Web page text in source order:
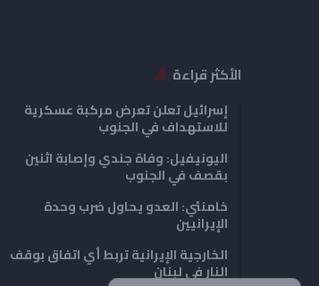
الأكثر قراءة
إسرائيل تعلن تعرض مركبة عسكرية
للاستهداف في الجنوب
اليونيفيل: وفاة جندي وإصابة اثنين
بقصف في الجنوب
خامنئي: العدو يحاول ضرب وحدة
الإيرانيين
الخارجية الإيرانية تربط أي اتفاق بوقف
النار في لبنان